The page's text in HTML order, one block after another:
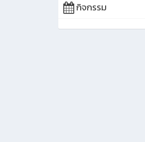
กิจกรรม